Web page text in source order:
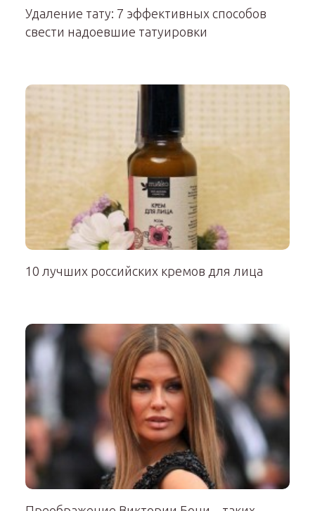
Удаление тату: 7 эффективных способов
свести надоевшие татуировки
10 лучших российских кремов для лица